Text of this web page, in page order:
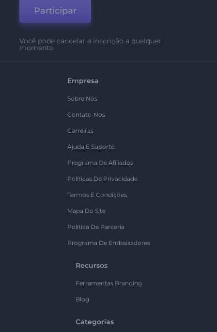
Participar
Você pode cancelar a inscrição a qualquer
momento
Empresa
Sobre Nós
Contate-Nos
Carreiras
Ajuda E Suporte
Programa De Afiliados
Políticas De Privacidade
Termos E Condições
Mapa Do Site
Política De Parceria
Programa De Embaixadores
Recursos
Ferramentas Branding
Blog
Categorias